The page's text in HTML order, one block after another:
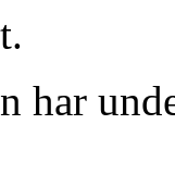
har